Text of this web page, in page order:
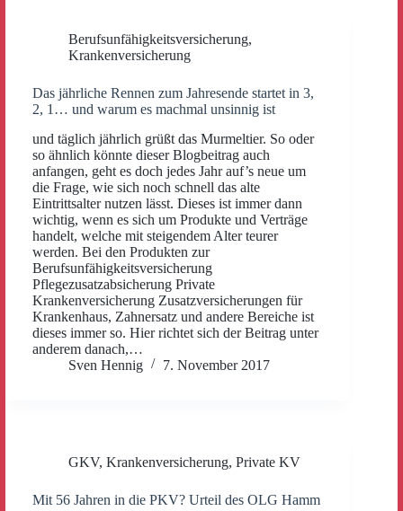
Berufsunfähigkeitsversicherung,
Krankenversicherung
Das jährliche Rennen zum Jahresende startet in 3,
2, 1… und warum es machmal unsinnig ist
und täglich jährlich grüßt das Murmeltier. So oder
so ähnlich könnte dieser Blogbeitrag auch
anfangen, geht es doch jedes Jahr auf’s neue um
die Frage, wie sich noch schnell das alte
Eintrittsalter nutzen lässt. Dieses ist immer dann
wichtig, wenn es sich um Produkte und Verträge
handelt, welche mit steigendem Alter teurer
werden. Bei den Produkten zur
Berufsunfähigkeitsversicherung
Pflegezusatzabsicherung Private
Krankenversicherung Zusatzversicherungen für
Krankenhaus, Zahnersatz und andere Bereiche ist
dieses immer so. Hier richtet sich der Beitrag unter
anderem danach,…
Sven Hennig
7. November 2017
GKV, Krankenversicherung, Private KV
Mit 56 Jahren in die PKV? Urteil des OLG Hamm